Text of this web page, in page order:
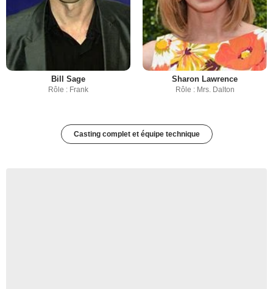
Bill Sage
Rôle : Frank
Sharon Lawrence
Rôle : Mrs. Dalton
Casting complet et équipe technique